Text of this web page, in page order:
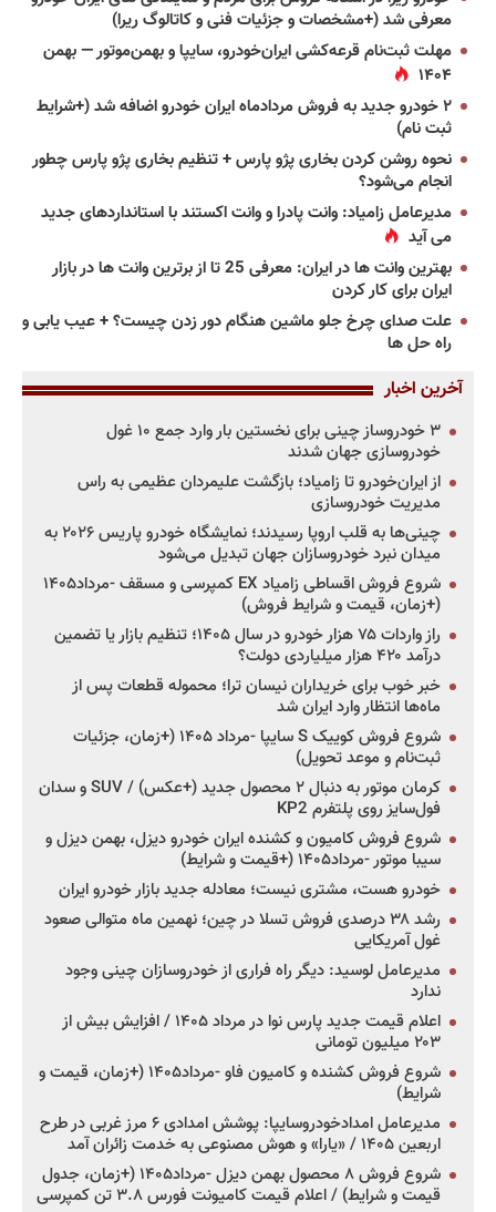
معرفی شد (+مشخصات و جزئیات فنی و کاتالوگ ریرا)
مهلت ثبت‌نام قرعه‌کشی ایران‌خودرو، سایپا و بهمن‌موتور — بهمن
۱۴۰۴
۲ خودرو جدید به فروش مردادماه ایران خودرو اضافه شد (+شرایط
ثبت نام)
نحوه روشن کردن بخاری پژو پارس + تنظیم بخاری پژو پارس چطور
انجام می‌شود؟
مدیرعامل زامیاد: وانت پادرا و وانت اکستند با استانداردهای جدید
می آید
بهترین وانت ها در ایران: معرفی 25 تا از برترین وانت ها در بازار
ایران برای کار کردن
علت صدای چرخ جلو ماشین هنگام دور زدن چیست؟ + عیب یابی و
راه حل ها
آخرین اخبار
۳ خودروساز چینی برای نخستین بار وارد جمع ۱۰ غول
خودروسازی جهان شدند
از ایران‌خودرو تا زامیاد؛ بازگشت علیمردان عظیمی به راس
مدیریت خودروسازی
چینی‌ها به قلب اروپا رسیدند؛ نمایشگاه خودرو پاریس ۲۰۲۶ به
میدان نبرد خودروسازان جهان تبدیل می‌شود
شروع فروش اقساطی زامیاد EX کمپرسی و مسقف -مرداد۱۴۰۵
(+زمان، قیمت و شرایط فروش)
راز واردات ۷۵ هزار خودرو در سال ۱۴۰۵؛ تنظیم بازار یا تضمین
درآمد ۴۲۰ هزار میلیاردی دولت؟
خبر خوب برای خریداران نیسان ترا؛ محموله قطعات پس از
ماه‌ها انتظار وارد ایران شد
شروع فروش کوییک S سایپا -مرداد ۱۴۰۵ (+زمان، جزئیات
ثبت‌نام و موعد تحویل)
کرمان موتور به دنبال ۲ محصول جدید (+عکس) / SUV و سدان
فول‌سایز روی پلتفرم KP2
شروع فروش کامیون و کشنده ایران خودرو دیزل، بهمن دیزل و
سیبا موتور -مرداد۱۴۰۵ (+قیمت و شرایط)
خودرو هست، مشتری نیست؛ معادله جدید بازار خودرو ایران
رشد ۳۸ درصدی فروش تسلا در چین؛ نهمین ماه متوالی صعود
غول آمریکایی
مدیرعامل لوسید: دیگر راه فراری از خودروسازان چینی وجود
ندارد
اعلام قیمت جدید پارس نوا در مرداد ۱۴۰۵ / افزایش بیش از
۲۰۳ میلیون تومانی
شروع فروش کشنده و کامیون فاو -مرداد۱۴۰۵ (+زمان، قیمت و
شرایط)
مدیرعامل امدادخودروسایپا: پوشش امدادی ۶ مرز غربی در طرح
اربعین ۱۴۰۵ / «یارا» و هوش مصنوعی به خدمت زائران آمد
شروع فروش ۸ محصول بهمن دیزل -مرداد۱۴۰۵ (+زمان، جدول
قیمت و شرایط) / اعلام قیمت کامیونت فورس ۳.۸ تن کمپرسی